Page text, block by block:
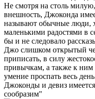
Не смотря на столь
внешность, Джоконда
называют обычные люди,
маленькими радостями в
бы и не следовало
Джо слишком открытый
приписать, в силу
привычкам, а также к ним
умение проспать весь
Джоконды и девиз
сообразим"